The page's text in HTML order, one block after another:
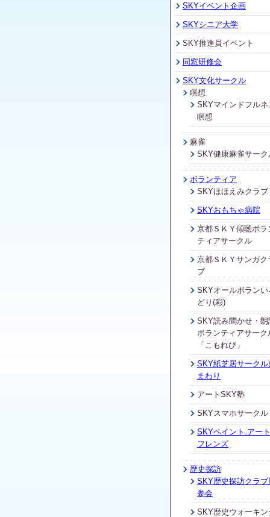
SKYイベント企画
SKYシニア大学
SKY推進員イベント
同窓研修会
SKY文化サークル
瞑想
SKYマインドフルネ
瞑想
麻雀
SKY健康麻雀サーク
ボランティア
SKYほほえみクラブ
SKYおもちゃ病院
京都ＳＫＹ傾聴ボラ
ティアサークル
京都ＳＫＹサンガク
ブ
SKYオールボランい
どり(彩)
SKY読み聞かせ・朗
ボランティアサーク
「こもれび」
SKY紙芝居サークル
まわり
アートSKY塾
SKYスマホサークル
SKYペイント.アート.
フレンズ
歴史探訪
SKY歴史探訪クラブ
参会
SKY歴史ウォーキン